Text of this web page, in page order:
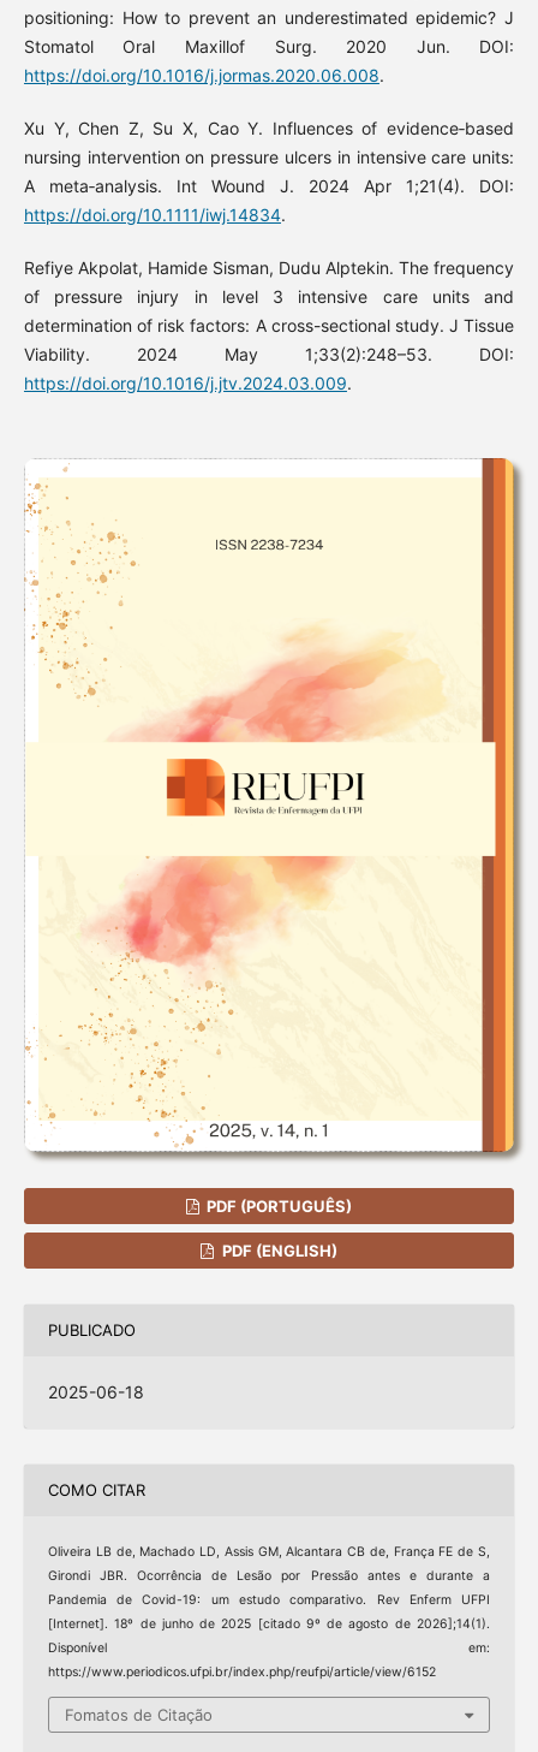
positioning: How to prevent an underestimated epidemic? J
Stomatol Oral Maxillof Surg. 2020 Jun. DOI:
https://doi.org/10.1016/j.jormas.2020.06.008.
Xu Y, Chen Z, Su X, Cao Y. Influences of evidence‐based
nursing intervention on pressure ulcers in intensive care units:
A meta‐analysis. Int Wound J. 2024 Apr 1;21(4). DOI:
https://doi.org/10.1111/iwj.14834.
Refiye Akpolat, Hamide Sisman, Dudu Alptekin. The frequency
of pressure injury in level 3 intensive care units and
determination of risk factors: A cross-sectional study. J Tissue
Viability. 2024 May 1;33(2):248–53. DOI:
https://doi.org/10.1016/j.jtv.2024.03.009.
PDF (PORTUGUÊS)
PDF (ENGLISH)
PUBLICADO
2025-06-18
COMO CITAR
Oliveira LB de, Machado LD, Assis GM, Alcantara CB de, França FE de S,
Girondi JBR. Ocorrência de Lesão por Pressão antes e durante a
Pandemia de Covid-19: um estudo comparativo. Rev Enferm UFPI
[Internet]. 18º de junho de 2025 [citado 9º de agosto de 2026];14(1).
Disponível em:
https://www.periodicos.ufpi.br/index.php/reufpi/article/view/6152
Fomatos de Citação